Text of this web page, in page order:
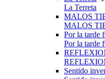
La Terreta
MALOS
MALOS
Por la tarde
Por la tarde
Sentido